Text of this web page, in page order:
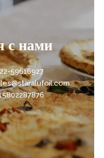
с нами
59616927